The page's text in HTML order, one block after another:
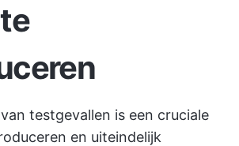
testgevallen is een cruciale
en uiteindelijk